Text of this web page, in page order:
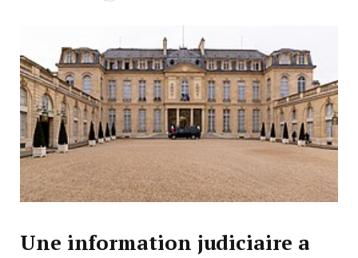
Une information judiciaire a